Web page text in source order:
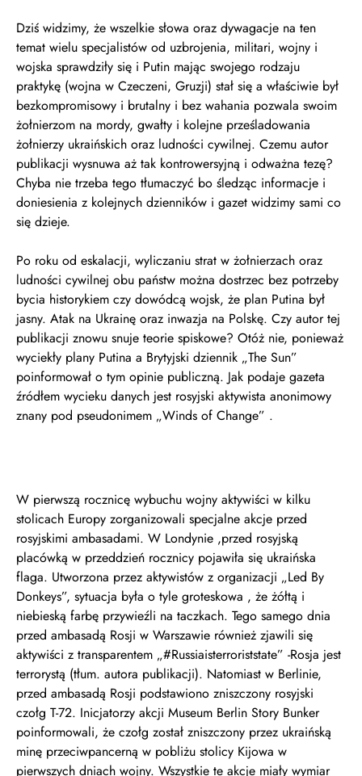
Dziś widzimy, że wszelkie słowa oraz dywagacje na ten
temat wielu specjalistów od uzbrojenia, militari, wojny i
wojska sprawdziły się i Putin mając swojego rodzaju
praktykę (wojna w Czeczeni, Gruzji) stał się a właściwie był
bezkompromisowy i brutalny i bez wahania pozwala swoim
żołnierzom na mordy, gwałty i kolejne prześladowania
żołnierzy ukraińskich oraz ludności cywilnej. Czemu autor
publikacji wysnuwa aż tak kontrowersyjną i odważna tezę?
Chyba nie trzeba tego tłumaczyć bo śledząc informacje i
doniesienia z kolejnych dzienników i gazet widzimy sami co
się dzieje.
Po roku od eskalacji, wyliczaniu strat w żołnierzach oraz
ludności cywilnej obu państw można dostrzec bez potrzeby
bycia historykiem czy dowódcą wojsk, że plan Putina był
jasny. Atak na Ukrainę oraz inwazja na Polskę. Czy autor tej
publikacji znowu snuje teorie spiskowe? Otóż nie, ponieważ
wyciekły plany Putina a Brytyjski dziennik „The Sun”
poinformował o tym opinie publiczną. Jak podaje gazeta
źródłem wycieku danych jest rosyjski aktywista anonimowy
znany pod pseudonimem „Winds of Change” .
W pierwszą rocznicę wybuchu wojny aktywiści w kilku
stolicach Europy zorganizowali specjalne akcje przed
rosyjskimi ambasadami. W Londynie ,przed rosyjską
placówką w przeddzień rocznicy pojawiła się ukraińska
flaga. Utworzona przez aktywistów z organizacji „Led By
Donkeys”, sytuacja była o tyle groteskowa , że żółtą i
niebieską farbę przywieźli na taczkach. Tego samego dnia
przed ambasadą Rosji w Warszawie również zjawili się
aktywiści z transparentem „#Russiaisterroriststate” -Rosja jest
terrorystą (tłum. autora publikacji). Natomiast w Berlinie,
przed ambasadą Rosji podstawiono zniszczony rosyjski
czołg T-72. Inicjatorzy akcji Museum Berlin Story Bunker
poinformowali, że czołg został zniszczony przez ukraińską
minę przeciwpancerną w pobliżu stolicy Kijowa w
pierwszych dniach wojny. Wszystkie te akcje miały wymiar